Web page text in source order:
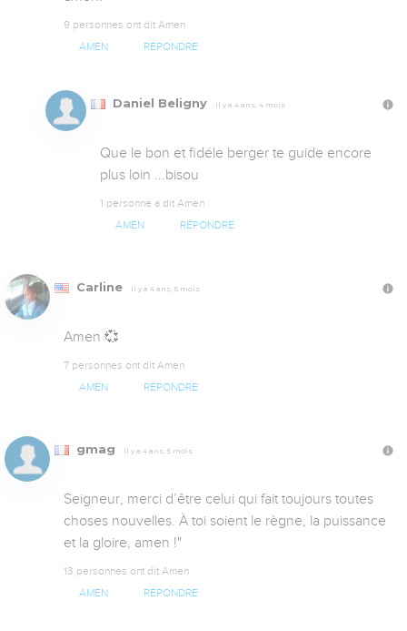
9 personnes ont dit Amen
AMEN RÉPONDRE
Daniel Beligny Il y a 4 ans, 4 mois
Que le bon et fidéle berger te guide encore
plus loin ...bisou
1 personne a dit Amen
AMEN RÉPONDRE
Carline Il y a 4 ans, 5 mois
Amen 💞
7 personnes ont dit Amen
AMEN RÉPONDRE
gmag Il y a 4 ans, 5 mois
Seigneur, merci d’être celui qui fait toujours toutes
choses nouvelles. À toi soient le règne, la puissance
et la gloire, amen !"
13 personnes ont dit Amen
AMEN RÉPONDRE